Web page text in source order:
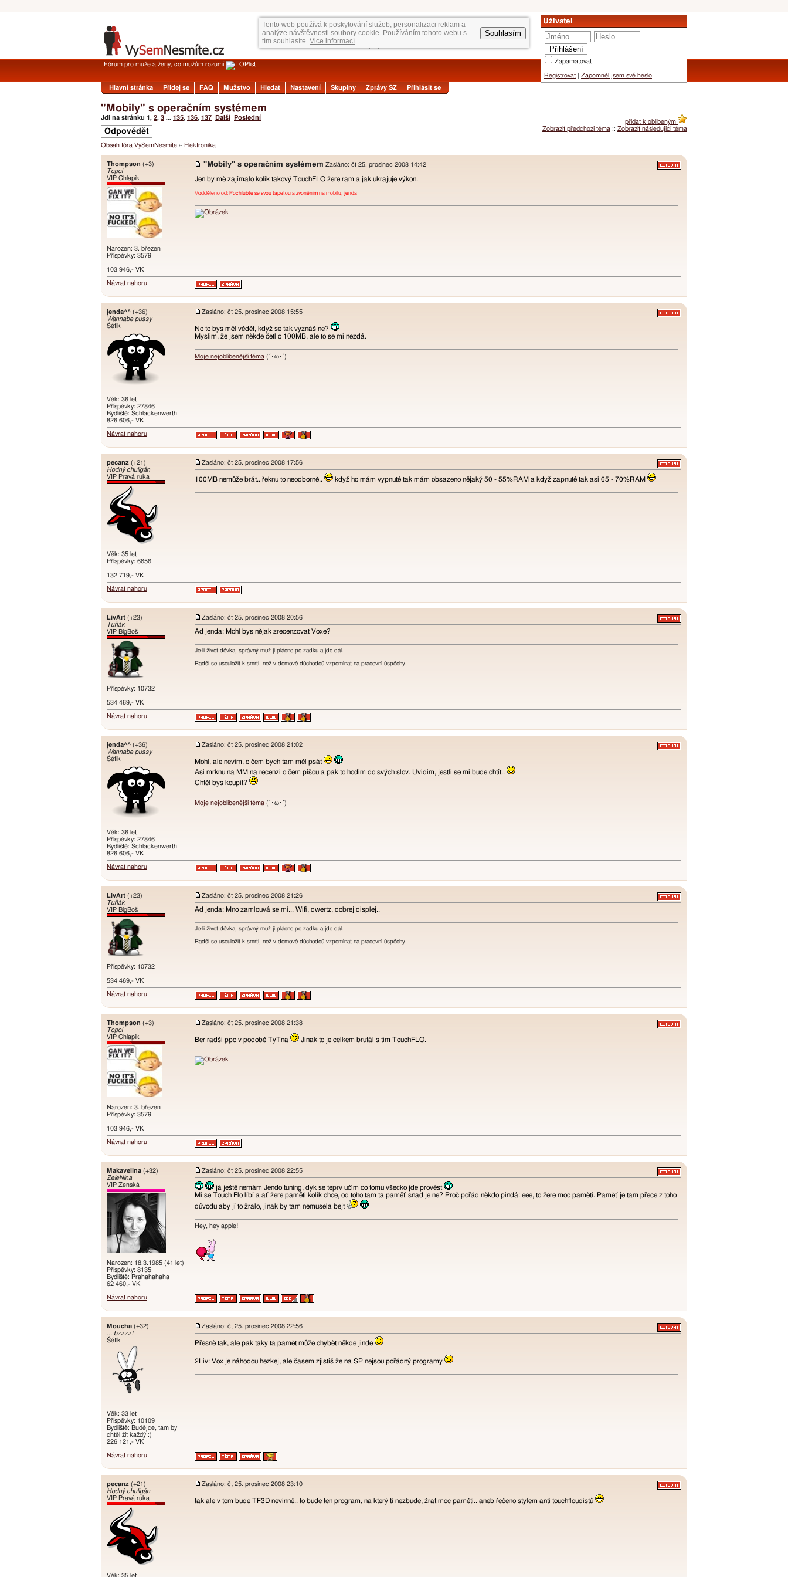
Tento web používá k poskytování služeb, personalizaci reklam a
analýze návštěvnosti soubory cookie. Používáním tohoto webu s
tím souhlasíte. Vice informací
Souhlasím
Uživatel
Zapamatovat
Registrovat Zapomněl jsem své heslo
Fórum pro muže a ženy, co mužům rozumí
Hlavní stránka Přidej se FAQ Mužstvo Hledat Nastavení Skupiny Zprávy SZ Přihlásit se
"Mobily" s operačním systémem
přidat k oblíbeným
Zobrazit předchozí téma :: Zobrazit následující téma
Jdi na stránku 1, 2, 3 ... 135, 136, 137 Další Poslední
Odpovědět
Obsah fóra VySemNesmíte » Elektronika
Thompson (+3)
Topol
VIP Chlapík
Narozen: 3. březen
Příspěvky: 3579
103 946,- VK
"Mobily" s operačním systémem Zasláno: čt 25. prosinec 2008 14:42
Jen by mě zajímalo kolik takový TouchFLO žere ram a jak ukrajuje výkon.
//odděleno od: Pochlubte se svou tapetou a zvoněním na mobilu, jenda
Návrat nahoru
jenda^^ (+36)
Wannabe pussy
Šéfík
Věk: 36 let
Příspěvky: 27846
Bydliště: Schlackenwerth
826 606,- VK
Zasláno: čt 25. prosinec 2008 15:55
No to bys měl vědět, když se tak vyznáš ne?
Myslim, že jsem někde četl o 100MB, ale to se mi nezdá.
Moje nejoblíbenější téma (´･ω･`)
Návrat nahoru
pecanz (+21)
Hodný chuligán
VIP Pravá ruka
Věk: 35 let
Příspěvky: 6656
132 719,- VK
Zasláno: čt 25. prosinec 2008 17:56
100MB nemůže brát.. řeknu to neodborně.. když ho mám vypnuté tak mám obsazeno nějaký 50 - 55%RAM a když zapnuté tak asi 65 - 70%RAM
Návrat nahoru
LivArt (+23)
Tuňák
VIP BigBoš
Příspěvky: 10732
534 469,- VK
Zasláno: čt 25. prosinec 2008 20:56
Ad jenda: Mohl bys nějak zrecenzovat Voxe?
Je-li život děvka, správný muž ji plácne po zadku a jde dál.
Radši se usouložit k smrti, než v domově důchodců vzpomínat na pracovní úspěchy.
Návrat nahoru
jenda^^ (+36)
Wannabe pussy
Šéfík
Věk: 36 let
Příspěvky: 27846
Bydliště: Schlackenwerth
826 606,- VK
Zasláno: čt 25. prosinec 2008 21:02
Mohl, ale nevim, o čem bych tam měl psát
Asi mrknu na MM na recenzi o čem píšou a pak to hodim do svých slov. Uvidim, jestli se mi bude chtít..
Chtěl bys koupit?
Moje nejoblíbenější téma (´･ω･`)
Návrat nahoru
LivArt (+23)
Tuňák
VIP BigBoš
Příspěvky: 10732
534 469,- VK
Zasláno: čt 25. prosinec 2008 21:26
Ad jenda: Mno zamlouvá se mi... Wifi, qwertz, dobrej displej..
Je-li život děvka, správný muž ji plácne po zadku a jde dál.
Radši se usouložit k smrti, než v domově důchodců vzpomínat na pracovní úspěchy.
Návrat nahoru
Thompson (+3)
Topol
VIP Chlapík
Narozen: 3. březen
Příspěvky: 3579
103 946,- VK
Zasláno: čt 25. prosinec 2008 21:38
Ber radši ppc v podobě TyTna Jinak to je celkem brutál s tím TouchFLO.
Návrat nahoru
Makavelina (+32)
ZeleNina
VIP Ženská
Narozen: 18.3.1985 (41 let)
Příspěvky: 8135
Bydliště: Prahahahaha
62 460,- VK
Zasláno: čt 25. prosinec 2008 22:55
já ještě nemám Jendo tuning, dyk se teprv učím co tomu všecko jde provést
Mi se Touch Flo líbí a ať žere paměti kolik chce, od toho tam ta paměť snad je ne? Proč pořád někdo pindá: eee, to žere moc paměti. Paměť je tam přece z toho
důvodu aby jí to žralo, jinak by tam nemusela bejt
Hey, hey apple!
Návrat nahoru
Moucha (+32)
... bzzzz!
Šéfík
Věk: 33 let
Příspěvky: 10109
Bydliště: Budějce, tam by
chtěl žít každý :)
226 121,- VK
Zasláno: čt 25. prosinec 2008 22:56
Přesně tak, ale pak taky ta pamět může chybět někde jinde
2Liv: Vox je náhodou hezkej, ale časem zjistíš že na SP nejsou pořádný programy
Návrat nahoru
pecanz (+21)
Hodný chuligán
VIP Pravá ruka
Věk: 35 let
Zasláno: čt 25. prosinec 2008 23:10
tak ale v tom bude TF3D nevinně.. to bude ten program, na který ti nezbude, žrat moc paměti.. aneb řečeno stylem anti touchfloudistů